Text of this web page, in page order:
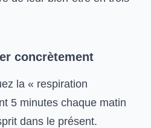
concrètement
la « respiration
5 minutes chaque matin
dans le présent.